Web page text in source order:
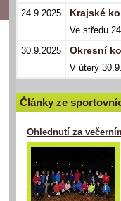
24.9.2025
Krajské
Ve středu
30.9.2025
Okresní
V úterý
Články ze
Ohlednutí za